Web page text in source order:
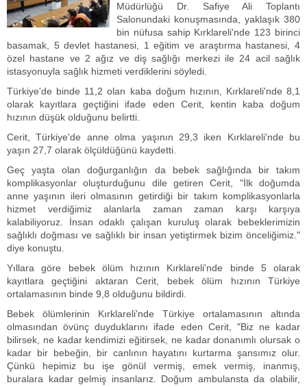
Müdürlüğü Dr. Safiye Ali Toplantı
Salonundaki konuşmasında, yaklaşık 380
bin nüfusa sahip Kırklareli'nde 123 birinci
basamak, 5 devlet hastanesi, 1 eğitim ve araştırma hastanesi, 4
özel hastane ve 2 ağız ve diş sağlığı merkezi ile 24 acil sağlık
istasyonuyla sağlık hizmeti verdiklerini söyledi.
Türkiye'de binde 11,2 olan kaba doğum hızının, Kırklareli'nde 8,1
olarak kayıtlara geçtiğini ifade eden Cerit, kentin kaba doğum
hızının düşük olduğunu belirtti.
Cerit, Türkiye'de anne olma yaşının 29,3 iken Kırklareli'nde bu
yaşın 27,7 olarak ölçüldüğünü kaydetti.
Geç yaşta olan doğurganlığın da bebek sağlığında bir takım
komplikasyonlar oluşturduğunu dile getiren Cerit, "İlk doğumda
anne yaşının ileri olmasının getirdiği bir takım komplikasyonlarla
hizmet verdiğimiz alanlarla zaman zaman karşı karşıya
kalabiliyoruz. İnsan odaklı çalışan kuruluş olarak bebeklerimizin
sağlıklı doğması ve sağlıklı bir insan yetiştirmek bizim önceliğimiz."
diye konuştu.
Yıllara göre bebek ölüm hızının Kırklareli'nde binde 5 olarak
kayıtlara geçtiğini aktaran Cerit, bebek ölüm hızının Türkiye
ortalamasının binde 9,8 olduğunu bildirdi.
Bebek ölümlerinin Kırklareli'nde Türkiye ortalamasının altında
olmasından övünç duyduklarını ifade eden Cerit, "Biz ne kadar
bilirsek, ne kadar kendimizi eğitirsek, ne kadar donanımlı olursak o
kadar bir bebeğin, bir canlının hayatını kurtarma şansımız olur.
Çünkü hepimiz bu işe gönül vermiş, emek vermiş, inanmış,
buralara kadar gelmiş insanlarız. Doğum ambulansta da olabilir,